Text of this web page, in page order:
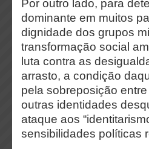
Por outro lado, para
dominante em muitos
dignidade dos grupos
transformação social
luta contra as
arrasto, a condição
pela sobreposição
outras identidades
ataque aos
sensibilidades políticas